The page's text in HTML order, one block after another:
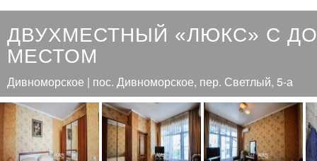
ДВУХМЕСТНЫЙ «ЛЮКС» С
МЕСТОМ
Дивноморское | пос. Дивноморское, пер. Светлый, 5-а